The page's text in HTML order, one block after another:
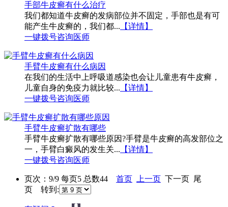
手部牛皮癣有什么治疗
我们都知道牛皮癣的发病部位并不固定，手部也是有可
能产生牛皮癣的，我们都... 【详情】
一键拨号咨询医师
手臂牛皮癣有什么病因
在我们的生活中上呼吸道感染也会让儿童患有牛皮癣，
儿童自身的免疫力就比较... 【详情】
一键拨号咨询医师
手臂牛皮癣扩散有哪些
手臂牛皮癣扩散有哪些原因?手臂是牛皮癣的高发部位之
一，手臂白癜风的发生关... 【详情】
一键拨号咨询医师
页次：9/9 每页5 总数44 首页 上一页 下一页 尾
页 转到: